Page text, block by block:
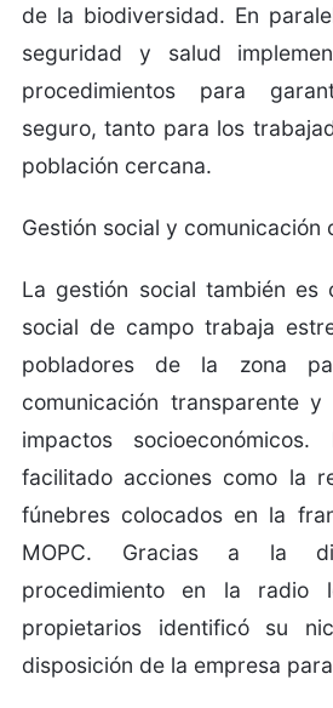
de la biodiversidad. En
seguridad y salud
procedimientos para
seguro, tanto para los
población cercana.
Gestión social y comunicación
La gestión social también es
social de campo trabaja
pobladores de la zona
comunicación transparente
impactos
facilitado acciones como la
fúnebres colocados en la
MOPC. Gracias a la
procedimiento en la radio
propietarios identificó su
disposición de la empresa